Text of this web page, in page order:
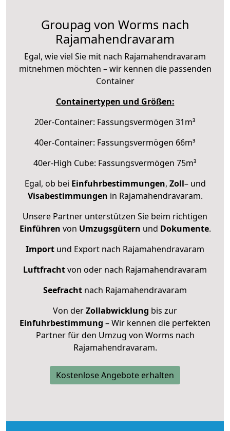
Groupag von Worms nach
Rajamahendravaram
Egal, wie viel Sie mit nach Rajamahendravaram
mitnehmen möchten – wir kennen die passenden
Container
Containertypen und Größen:
20er-Container: Fassungsvermögen 31m³
40er-Container: Fassungsvermögen 66m³
40er-High Cube: Fassungsvermögen 75m³
Egal, ob bei Einfuhrbestimmungen, Zoll– und
Visabestimmungen in Rajamahendravaram.
Unsere Partner unterstützen Sie beim richtigen
Einführen von Umzugsgütern und Dokumente.
Import und Export nach Rajamahendravaram
Luftfrachtvon oder nach Rajamahendravaram
Seefracht nach Rajamahendravaram
Von derZollabwicklung bis zur
Einfuhrbestimmung – Wir kennen die perfekten
Partner für den Umzug von Worms nach
Rajamahendravaram.
Kostenlose Angebote erhalten